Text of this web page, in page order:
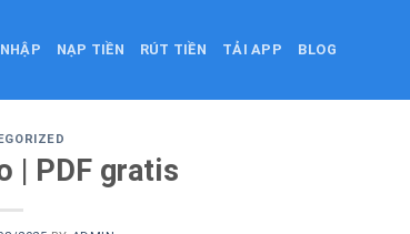
NẠP TIỀN RÚT TIỀN TẢI APP BLOG
| PDF gratis